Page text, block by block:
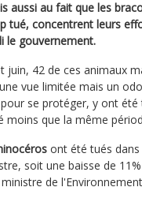
aussi au fait que les
tué, concentrent leurs
le gouvernement.
juin, 42 de ces animaux
vue limitée mais un
se protéger, y ont été
moins que la même
ont été tués dans
soit une baisse de
de